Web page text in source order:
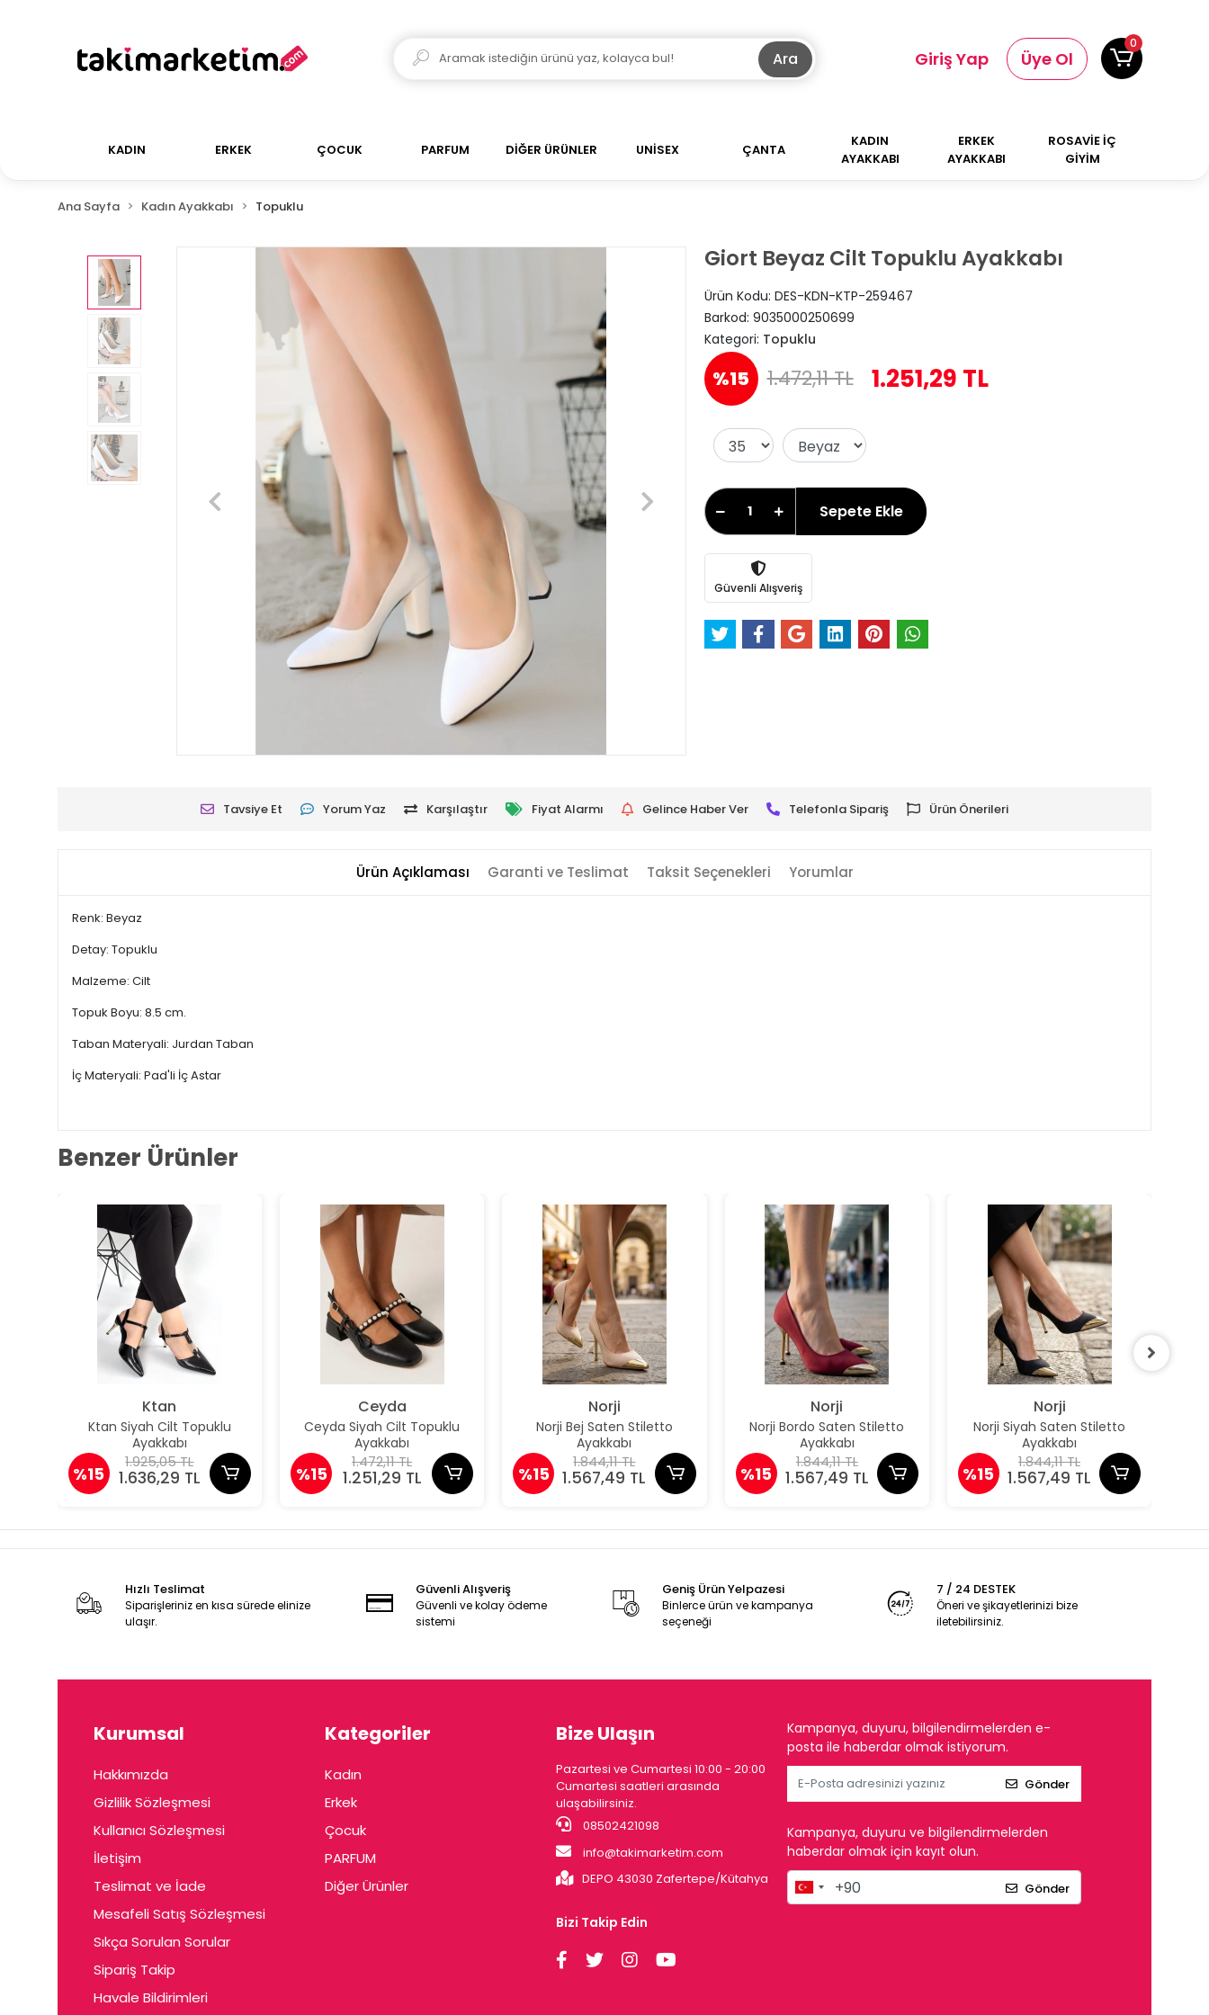
Ara Giriş Yap Üye Ol
0
KADIN ERKEK ÇOCUK PARFUM DİĞER ÜRÜNLER UNİSEX ÇANTA
KADIN
AYAKKABI
ERKEK
AYAKKABI
ROSAVİE İÇ
GİYİM
Ana Sayfa Kadın Ayakkabı Topuklu
Giort Beyaz Cilt Topuklu Ayakkabı
Ürün Kodu: DES-KDN-KTP-259467
Barkod: 9035000250699
Kategori: Topuklu
%15 1.472,11 TL 1.251,29 TL
Sepete Ekle
Güvenli Alışveriş
Tavsiye Et Yorum Yaz Karşılaştır Fiyat Alarmı Gelince Haber Ver Telefonla Sipariş Ürün Önerileri
Ürün Açıklaması Garanti ve Teslimat Taksit Seçenekleri Yorumlar
Renk: Beyaz
Detay: Topuklu
Malzeme: Cilt
Topuk Boyu: 8.5 cm.
Taban Materyali: Jurdan Taban
İç Materyali: Pad'li İç Astar
Benzer Ürünler
Ktan
Ktan Siyah Cilt Topuklu
Ayakkabı
%15
1.925,05 TL
1.636,29 TL
Ceyda
Ceyda Siyah Cilt Topuklu
Ayakkabı
%15
1.472,11 TL
1.251,29 TL
Norji
Norji Bej Saten Stiletto
Ayakkabı
%15
1.844,11 TL
1.567,49 TL
Norji
Norji Bordo Saten Stiletto
Ayakkabı
%15
1.844,11 TL
1.567,49 TL
Norji
Norji Siyah Saten Stiletto
Ayakkabı
%15
1.844,11 TL
1.567,49 TL
Hızlı Teslimat
Siparişleriniz en kısa sürede elinize
ulaşır.
Güvenli Alışveriş
Güvenli ve kolay ödeme
sistemi
Geniş Ürün Yelpazesi
Binlerce ürün ve kampanya
seçeneği
7 / 24 DESTEK
Öneri ve şikayetlerinizi bize
iletebilirsiniz.
Kurumsal
Hakkımızda
Gizlilik Sözleşmesi
Kullanıcı Sözleşmesi
İletişim
Teslimat ve İade
Mesafeli Satış Sözleşmesi
Sıkça Sorulan Sorular
Sipariş Takip
Havale Bildirimleri
Kategoriler
Kadın
Erkek
Çocuk
PARFUM
Diğer Ürünler
Bize Ulaşın
Pazartesi ve Cumartesi 10:00 - 20:00
Cumartesi saatleri arasında
ulaşabilirsiniz.
08502421098
info@takimarketim.com
DEPO 43030 Zafertepe/Kütahya
Bizi Takip Edin
Kampanya, duyuru, bilgilendirmelerden e-
posta ile haberdar olmak istiyorum.
Gönder
Kampanya, duyuru ve bilgilendirmelerden
haberdar olmak için kayıt olun.
Gönder